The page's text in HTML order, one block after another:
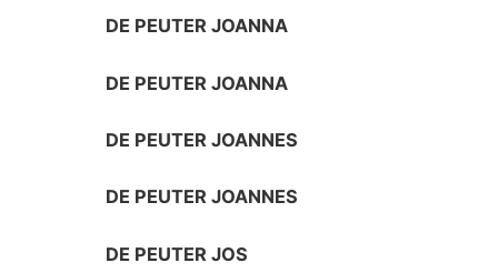
DE PEUTER JOANNA
DE PEUTER JOANNA
DE PEUTER JOANNES
DE PEUTER JOANNES
DE PEUTER JOS